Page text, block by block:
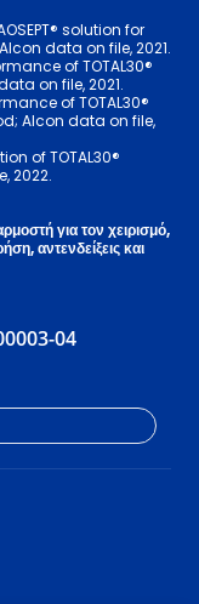
solution for
data on file, 2021.
of TOTAL30®
on file, 2021.
of TOTAL30®
Alcon data on file,
of TOTAL30®
2022.
για τον χειρισμό,
αντενδείξεις και
04